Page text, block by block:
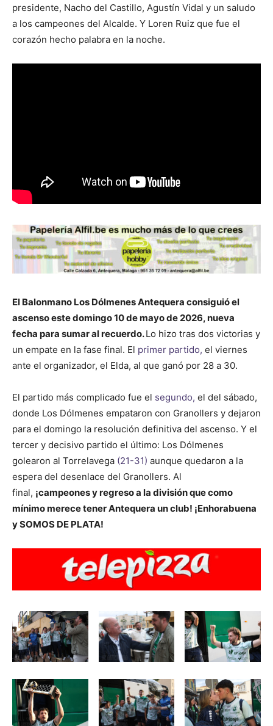
presidente, Nacho del Castillo, Agustín Vidal y un saludo
a los campeones del Alcalde. Y Loren Ruiz que fue el
corazón hecho palabra en la noche.
El Balonmano Los Dólmenes Antequera consiguió el
ascenso este domingo 10 de mayo de 2026, nueva
fecha para sumar al recuerdo.Lo hizo tras dos victorias y
un empate en la fase final. El primer partido, el viernes
ante el organizador, el Elda, al que ganó por 28 a 30.
El partido más complicado fue el segundo, el del sábado,
donde Los Dólmenes empataron con Granollers y dejaron
para el domingo la resolución definitiva del ascenso. Y el
tercer y decisivo partido el último: Los Dólmenes
golearon al Torrelavega (21-31) aunque quedaron a la
espera del desenlace del Granollers. Al
final, ¡campeones y regreso a la división que como
mínimo merece tener Antequera un club! ¡Enhorabuena
y SOMOS DE PLATA!